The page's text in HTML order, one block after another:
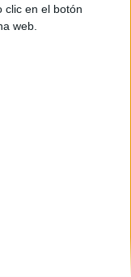
clic en el botón
web.